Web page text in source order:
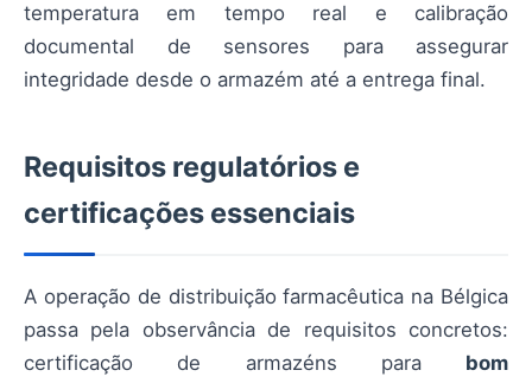
temperatura em tempo real e calibração
documental de sensores para assegurar
integridade desde o armazém até a entrega final.
Requisitos regulatórios e
certificações essenciais
A operação de distribuição farmacêutica na Bélgica
passa pela observância de requisitos concretos:
certificação de armazéns para bom